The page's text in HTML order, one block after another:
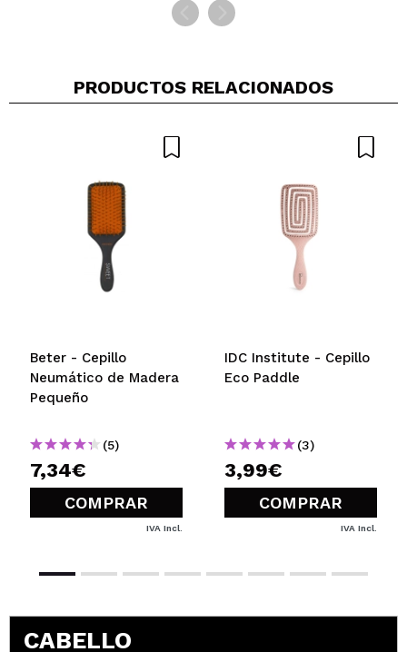
PRODUCTOS RELACIONADOS
Beter - Cepillo
Neumático de Madera
Pequeño
(5)
7,34€
COMPRAR
IVA Incl.
IDC Institute - Cepillo
Eco Paddle
(3)
3,99€
COMPRAR
IVA Incl.
CABELLO